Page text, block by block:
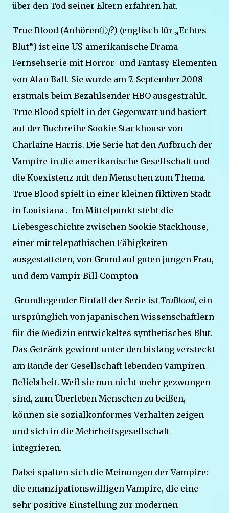
über den Tod seiner Eltern erfahren hat.
True Blood (Anhörenⓘ/?) (englisch für „Echtes
Blut“) ist eine US-amerikanische Drama-
Fernsehserie mit Horror- und Fantasy-Elementen
von Alan Ball. Sie wurde am 7. September 2008
erstmals beim Bezahlsender HBO ausgestrahlt.
True Blood spielt in der Gegenwart und basiert
auf der Buchreihe Sookie Stackhouse von
Charlaine Harris. Die Serie hat den Aufbruch der
Vampire in die amerikanische Gesellschaft und
die Koexistenz mit den Menschen zum Thema.
True Blood spielt in einer kleinen fiktiven Stadt
in Louisiana . Im Mittelpunkt steht die
Liebesgeschichte zwischen Sookie Stackhouse,
einer mit telepathischen Fähigkeiten
ausgestatteten, von Grund auf guten jungen Frau,
und dem Vampir Bill Compton
Grundlegender Einfall der Serie ist TruBlood, ein
ursprünglich von japanischen Wissenschaftlern
für die Medizin entwickeltes synthetisches Blut.
Das Getränk gewinnt unter den bislang versteckt
am Rande der Gesellschaft lebenden Vampiren
Beliebtheit. Weil sie nun nicht mehr gezwungen
sind, zum Überleben Menschen zu beißen,
können sie sozialkonformes Verhalten zeigen
und sich in die Mehrheitsgesellschaft
integrieren.
Dabei spalten sich die Meinungen der Vampire:
die emanzipationswilligen Vampire, die eine
sehr positive Einstellung zur modernen